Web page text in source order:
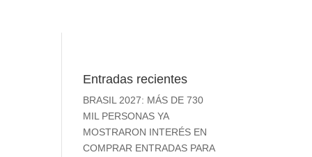
Entradas recientes
BRASIL 2027: MÁS DE 730
MIL PERSONAS YA
MOSTRARON INTERÉS EN
COMPRAR ENTRADAS PARA